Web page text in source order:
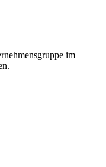
im